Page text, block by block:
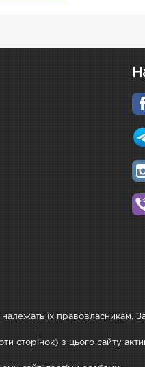
їх правовласникам.
сторінок) з цього сайту